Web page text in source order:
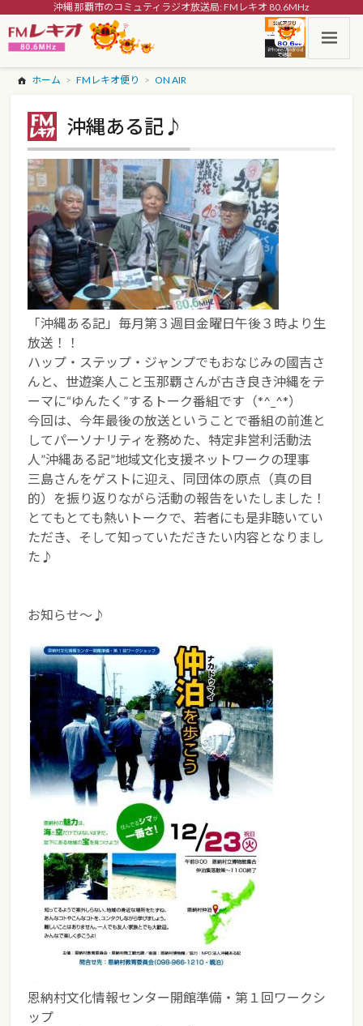
沖縄 那覇市のコミュティラジオ放送局: FMレキオ 80.6MHz
ホーム FMレキオ便り ON AIR
沖縄ある記♪
「沖縄ある記」毎月第３週目金曜日午後３時より生
放送！！
ハップ・ステップ・ジャンプでもおなじみの國吉さ
んと、世遊楽人こと玉那覇さんが古き良き沖縄をテ
ーマに“ゆんたく”するトーク番組です（*^_^*）
今回は、今年最後の放送ということで番組の前進と
してパーソナリティを務めた、特定非営利活動法
人”沖縄ある記”地域文化支援ネットワークの理事
三島さんをゲストに迎え、同団体の原点（真の目
的）を振り返りながら活動の報告をいたしました！
とてもとても熱いトークで、若者にも是非聴いてい
ただき、そして知っていただきたい内容となりまし
た♪
お知らせ～♪
恩納村文化情報センター開館準備・第１回ワークシ
ップ